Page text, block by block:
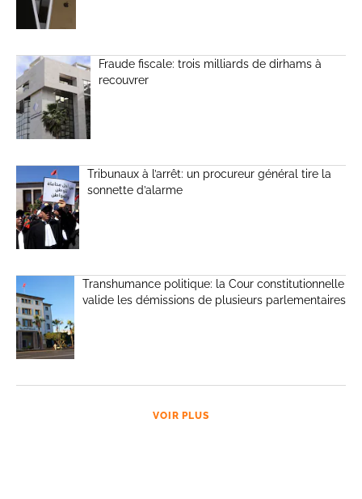
Fraude fiscale: trois milliards de dirhams à
recouvrer
Tribunaux à l’arrêt: un procureur général tire la
sonnette d’alarme
Transhumance politique: la Cour constitutionnelle
valide les démissions de plusieurs parlementaires
VOIR PLUS